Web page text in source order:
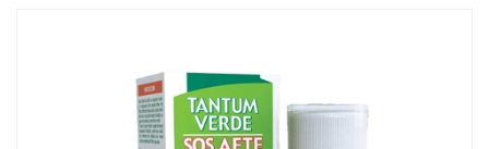
Cavo orale
Angelini Linea Dispositivi Medici Tantum Verde SOS Afte
Collutorio 120 ml